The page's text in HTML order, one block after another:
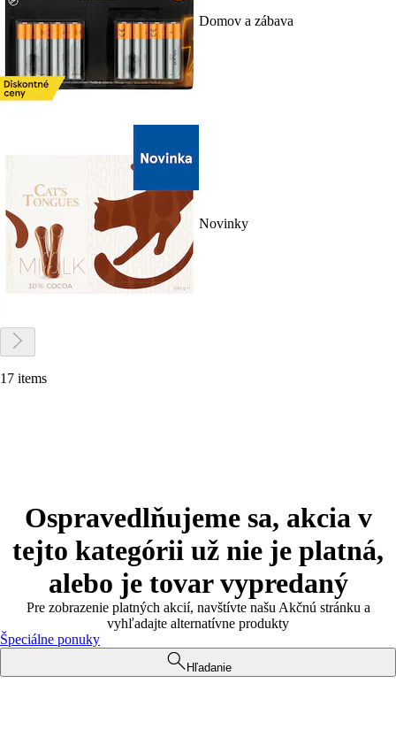
Domov a zábava
Novinky
17 items
Ospravedlňujeme sa, akcia v
tejto kategórii už nie je platná,
alebo je tovar vypredaný
Pre zobrazenie platných akcií, navštívte našu Akčnú stránku a
vyhľadajte alternatívne produkty
Špeciálne ponuky
Hľadanie